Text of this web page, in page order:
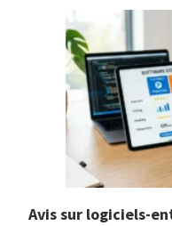
Avis sur logiciels-